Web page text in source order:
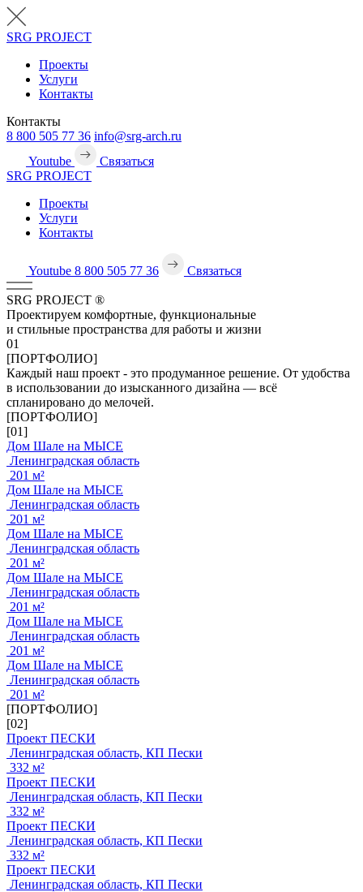
SRG PROJECT
Проекты
Услуги
Контакты
Контакты
8 800 505 77 36 info@srg-arch.ru
Youtube
Связаться
SRG PROJECT
Проекты
Услуги
Контакты
Youtube 8 800 505 77 36 Связаться
SRG PROJECT ®
Проектируем комфортные, функциональные
и стильные пространства для работы и жизни
01
[ПОРТФОЛИО]
Каждый наш проект - это продуманное решение. От удобства
в использовании до изысканного дизайна — всё
спланировано до мелочей.
[ПОРТФОЛИО]
[01]
Дом Шале на МЫСЕ
Ленинградская область
201 м²
Дом Шале на МЫСЕ
Ленинградская область
201 м²
Дом Шале на МЫСЕ
Ленинградская область
201 м²
Дом Шале на МЫСЕ
Ленинградская область
201 м²
Дом Шале на МЫСЕ
Ленинградская область
201 м²
Дом Шале на МЫСЕ
Ленинградская область
201 м²
[ПОРТФОЛИО]
[02]
Проект ПЕСКИ
Ленинградская область, КП Пески
332 м²
Проект ПЕСКИ
Ленинградская область, КП Пески
332 м²
Проект ПЕСКИ
Ленинградская область, КП Пески
332 м²
Проект ПЕСКИ
Ленинградская область, КП Пески